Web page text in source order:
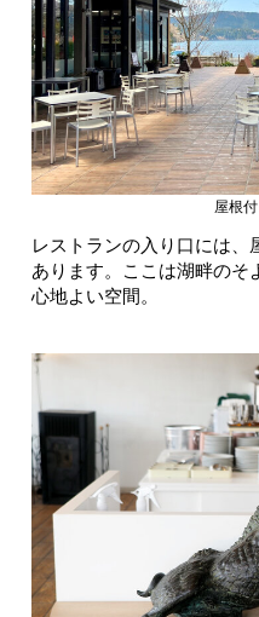
屋根
レストランの入り口には、
あります。ここは湖畔のそ
心地よい空間。